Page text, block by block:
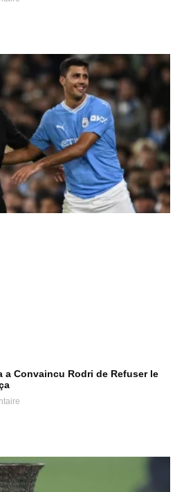
a Convaincu Rodri de Refuser le